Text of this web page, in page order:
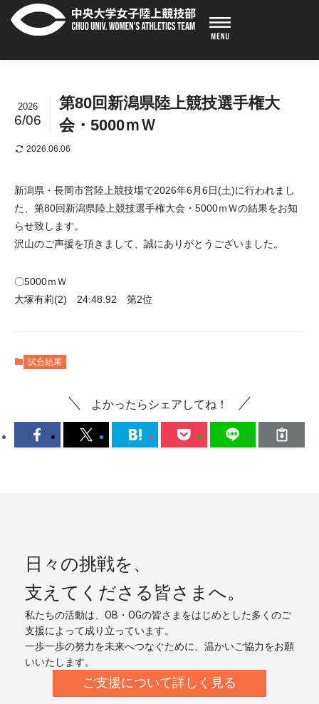
第80回新潟県陸上競技選手権大
会・5000ｍＷ
2026
6/06
2026.06.06
新潟県・長岡市営陸上競技場で2026年6月6日(土)に行われまし
た、第80回新潟県陸上競技選手権大会・5000ｍＷの結果をお知
らせ致します。
沢山のご声援を頂きまして、誠にありがとうございました。
〇5000ｍＷ
大塚有莉(2) 24:48.92 第2位
試合結果
よかったらシェアしてね！
日々の挑戦を、
支えてくださる皆さまへ。
私たちの活動は、OB・OGの皆さまをはじめとした多くのご
支援によって成り立っています。
一歩一歩の努力を未来へつなぐために、温かいご協力をお願
いいたします。
ご支援について詳しく見る